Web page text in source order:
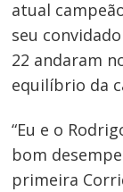
atual
seu
22 andaram
equilíbrio da
“Eu e o
bom
primeira